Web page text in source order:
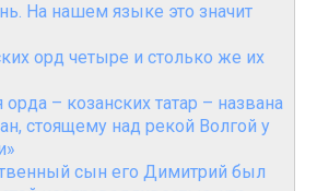
На нашем языке это значит
орд четыре и столько же их
орда – козанских татар – названа
стоящему над рекой Волгой у
сын его Димитрий был